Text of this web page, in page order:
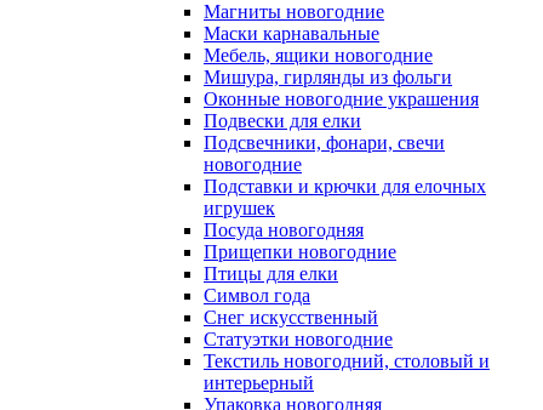
Магниты новогодние
Маски карнавальные
Мебель, ящики новогодние
Мишура, гирлянды из фольги
Оконные новогодние украшения
Подвески для елки
Подсвечники, фонари, свечи
новогодние
Подставки и крючки для елочных
игрушек
Посуда новогодняя
Прищепки новогодние
Птицы для елки
Символ года
Снег искусственный
Статуэтки новогодние
Текстиль новогодний, столовый и
интерьерный
Упаковка новогодняя